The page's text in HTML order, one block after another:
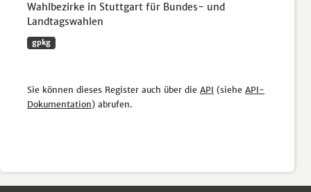
Wahlbezirke in Stuttgart für Bundes- und
Landtagswahlen
gpkg
Sie können dieses Register auch über die API (siehe API-
Dokumentation) abrufen.